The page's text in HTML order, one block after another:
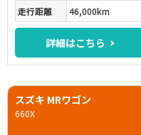
走行距離
46,000km
詳細はこちら
スズキ MRワゴン
660X